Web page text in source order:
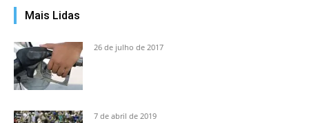
Mais Lidas
26 de julho de 2017
7 de abril de 2019